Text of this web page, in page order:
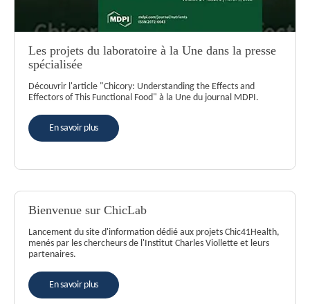
Les projets du laboratoire à la Une dans la presse
spécialisée
Découvrir l'article "Chicory: Understanding the Effects and
Effectors of This Functional Food" à la Une du journal MDPI.
En savoir plus
Bienvenue sur ChicLab
Lancement du site d'information dédié aux projets Chic41Health,
menés par les chercheurs de l'Institut Charles Viollette et leurs
partenaires.
En savoir plus